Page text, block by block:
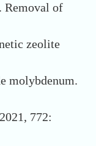
Removal of
zeolite
molybdenum.
772: